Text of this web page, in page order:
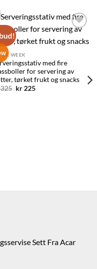
Legg til
ønskelisten
WEEK
med fire
for servering av
tørket frukt og snacks
Opprinnelig
kr225Nåværende
Sett Fra Acar